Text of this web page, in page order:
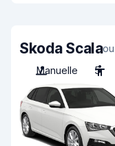
Skoda Scala
Manuelle
5